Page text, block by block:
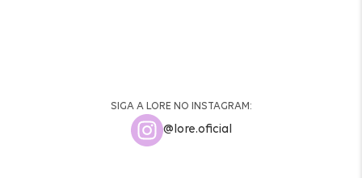
SIGA A LORE NO INSTAGRAM:
@lore.oficial